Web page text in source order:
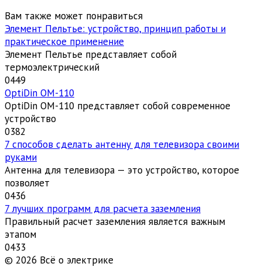
Вам также может понравиться
Элемент Пельтье: устройство, принцип работы и
практическое применение
Элемент Пельтье представляет собой
термоэлектрический
0449
OptiDin ОМ-110
OptiDin ОМ-110 представляет собой современное
устройство
0382
7 способов сделать антенну для телевизора своими
руками
Антенна для телевизора — это устройство, которое
позволяет
0436
7 лучших программ для расчета заземления
Правильный расчет заземления является важным
этапом
0433
© 2026 Всё о электрике